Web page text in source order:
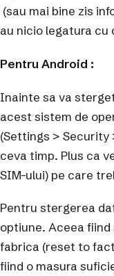
(sau mai bine zis
au nicio legatura cu
Pentru Android :
Inainte sa va
acest sistem de
(Settings > Security
ceva timp. Plus ca
SIM-ului) pe care
Pentru stergerea
optiune. Aceea
fabrica (reset to
fiind o masura